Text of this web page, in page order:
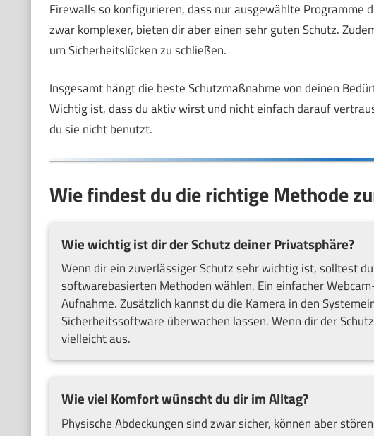
Firewalls so konfigurieren, dass nur ausgewählte Programme
zwar komplexer, bieten dir aber einen sehr guten Schutz.
um Sicherheitslücken zu schließen.
Insgesamt hängt die beste Schutzmaßnahme von deinen
Wichtig ist, dass du aktiv wirst und nicht einfach darauf
du sie nicht benutzt.
Wie findest du die richtige Methode
Wie wichtig ist dir der Schutz deiner Privatsphäre?
Wenn dir ein zuverlässiger Schutz sehr wichtig ist, solltest
softwarebasierten Methoden wählen. Ein einfacher
Aufnahme. Zusätzlich kannst du die Kamera in den
Sicherheitssoftware überwachen lassen. Wenn dir der
vielleicht aus.
Wie viel Komfort wünscht du dir im Alltag?
Physische Abdeckungen sind zwar sicher, können aber